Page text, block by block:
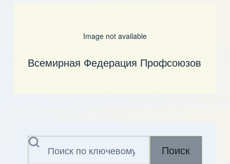
Image not available
Всемирная Федерация Профсоюзов
Поиск